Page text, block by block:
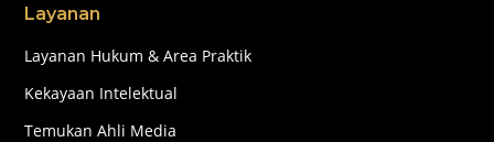
Layanan
Layanan Hukum & Area Praktik
Kekayaan Intelektual
Temukan Ahli Media